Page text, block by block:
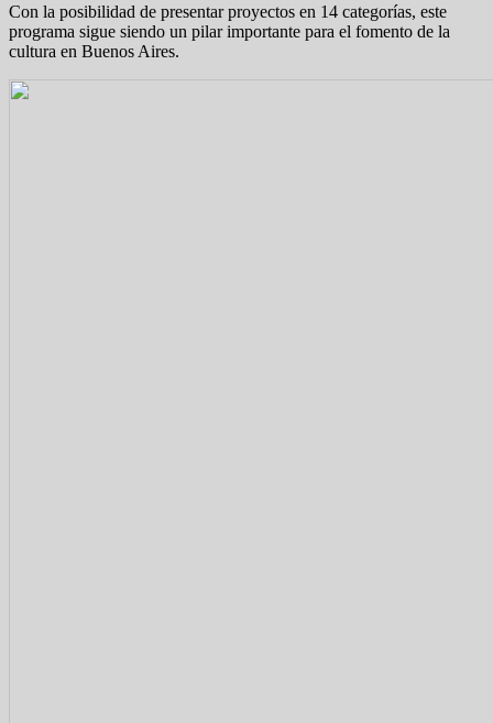
Con la posibilidad de presentar proyectos en 14 categorías, este
programa sigue siendo un pilar importante para el fomento de la
cultura en Buenos Aires.